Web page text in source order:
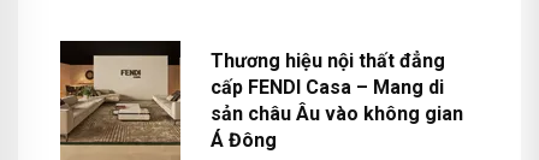
Thương hiệu nội thất đẳng
cấp FENDI Casa – Mang di
sản châu Âu vào không gian
Á Đông